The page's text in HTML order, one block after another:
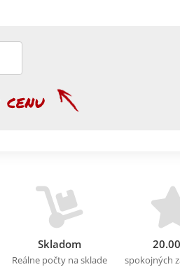
Skladom
Reálne počty na sklade spokojných